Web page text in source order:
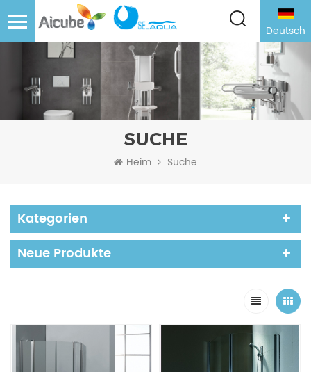
Deutsch
SUCHE
Heim Suche
Kategorien
Neue Produkte